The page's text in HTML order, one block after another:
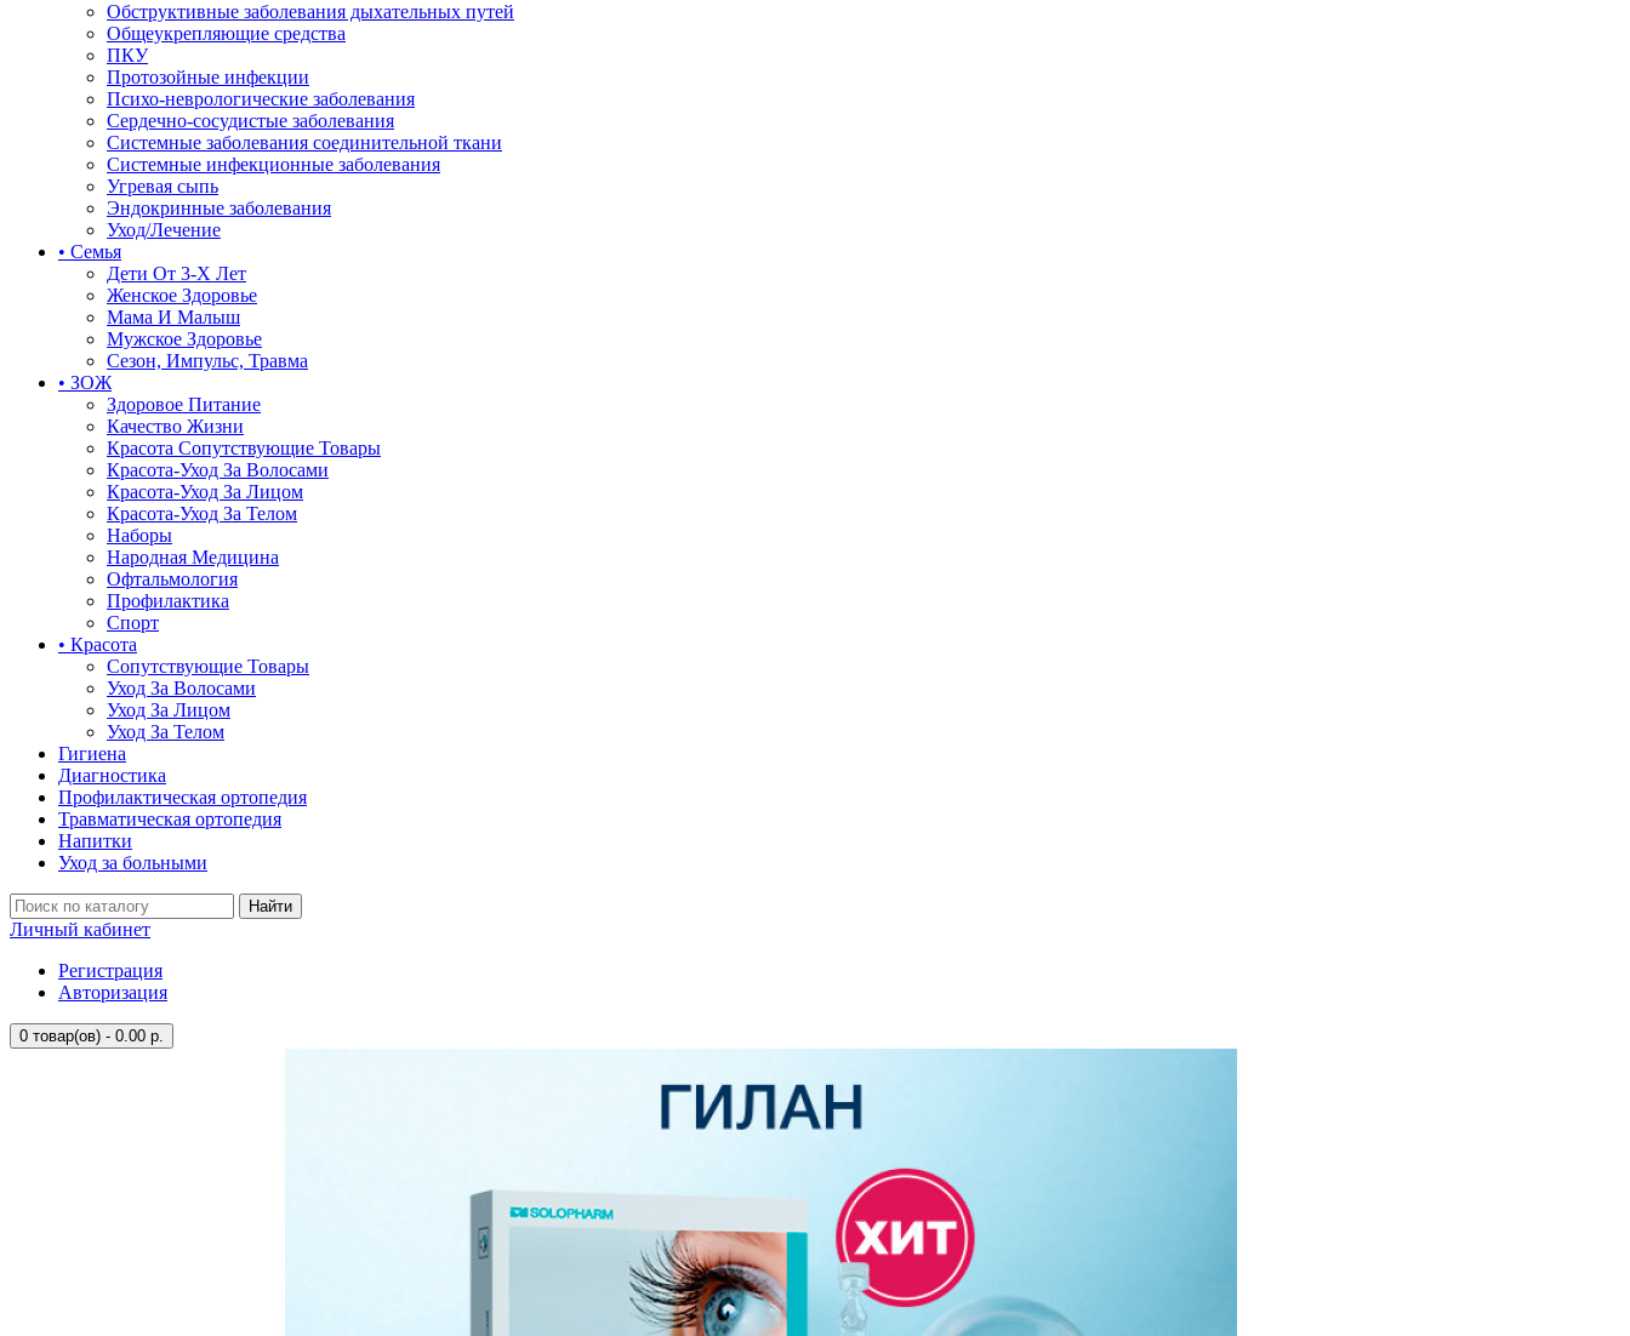
Обструктивные заболевания дыхательных путей
Общеукрепляющие средства
ПКУ
Протозойные инфекции
Психо-неврологические заболевания
Сердечно-сосудистые заболевания
Системные заболевания соединительной ткани
Системные инфекционные заболевания
Угревая сыпь
Эндокринные заболевания
Уход/Лечение
• Семья
Дети От 3-Х Лет
Женское Здоровье
Мама И Малыш
Мужское Здоровье
Сезон, Импульс, Травма
• ЗОЖ
Здоровое Питание
Качество Жизни
Красота Сопутствующие Товары
Красота-Уход За Волосами
Красота-Уход За Лицом
Красота-Уход За Телом
Наборы
Народная Медицина
Офтальмология
Профилактика
Спорт
• Красота
Сопутствующие Товары
Уход За Волосами
Уход За Лицом
Уход За Телом
Гигиена
Диагностика
Профилактическая ортопедия
Травматическая ортопедия
Напитки
Уход за больными
Найти
Личный кабинет
Регистрация
Авторизация
0 товар(ов) - 0.00 р.